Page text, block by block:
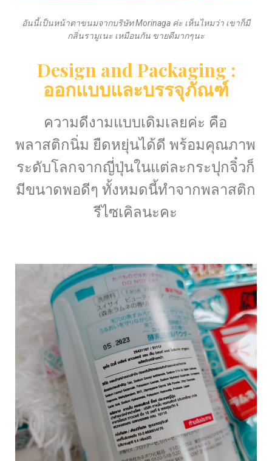
อันนี้เป็นหน้าตาขนมจากบริษัท Morinaga ค่ะ เห็นไหมว่า เขาก็มี
กลิ่นรามูเนะ เหมือนกัน ขายดีมากๆนะ
Design and Packaging :
ออกแบบและบรรจุภัณฑ์
ความดีงามแบบเดิมเลยค่ะ คือ
พลาสติกนิ่ม ยืดหยุ่นได้ดี พร้อมคุณภาพ
ระดับโลกจากญี่ปุ่นในแต่ละกระปุกจิ๋วก็
มีขนาดพอดีๆ ทั้งหมดนี้ทำจากพลาสติก
รีไซเคิลนะคะ